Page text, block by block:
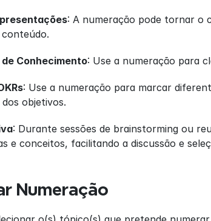
: A numeração pode tornar o
Conhecimento: Use a numeração para
: Use a numeração para marcar
objetivos.
: Durante sessões de brainstorming ou
e conceitos, facilitando a discussão e
Numeração